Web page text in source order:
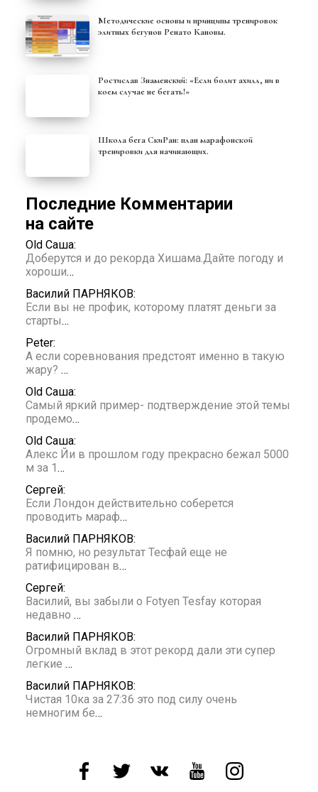
Методические основы и принципы тренировок
элитных бегунов Ренато Кановы.
Ростислав Знаменский: «Если болит ахилл, ни в
коем случае не бегать!»
Школа бега СкиРан: план марафонской
тренировки для начинающих.
Последние Комментарии
на сайте
Old Саша:
Доберутся и до рекорда Хишама.Дайте погоду и
хороши…
Василий ПАРНЯКОВ:
Если вы не профик, которому платят деньги за
старты…
Peter:
А если соревнования предстоят именно в такую
жару? …
Old Саша:
Самый яркий пример- подтверждение этой темы
продемо…
Old Саша:
Алекс Йи в прошлом году прекрасно бежал 5000
м за 1…
Сергей:
Если Лондон действительно соберется
проводить мараф…
Василий ПАРНЯКОВ:
Я помню, но результат Тесфай еще не
ратифицирован в…
Сергей:
Василий, вы забыли о Fotyen Tesfay которая
недавно …
Василий ПАРНЯКОВ:
Огромный вклад в этот рекорд дали эти супер
легкие …
Василий ПАРНЯКОВ:
Чистая 10ка за 27:36 это под силу очень
немногим бе…